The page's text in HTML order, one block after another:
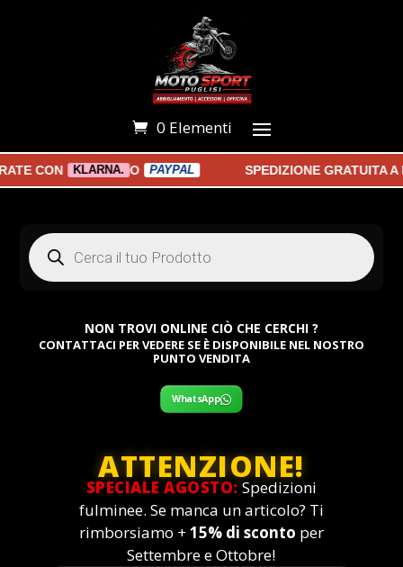
0 Elementi
CON KLARNA. O PAYPAL SPEDIZIONE GRATUITA A
Products
search
NON TROVI ONLINE CIÒ CHE CERCHI ?
CONTATTACI PER VEDERE SE È DISPONIBILE NEL NOSTRO
PUNTO VENDITA
WhatsApp
ATTENZIONE!
SPECIALE AGOSTO: Spedizioni
fulminee. Se manca un articolo? Ti
rimborsiamo + 15% di sconto per
Settembre e Ottobre!